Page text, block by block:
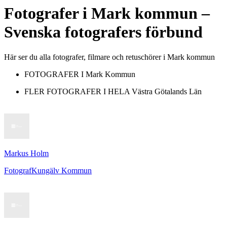
Fotograferi Mark kommun–
Svenska fotografers förbund
Här ser du alla fotografer, filmare och retuschörer i Mark kommun
FOTOGRAFER I Mark Kommun
FLER FOTOGRAFER I HELA Västra Götalands Län
Markus Holm
FotografKungälv Kommun